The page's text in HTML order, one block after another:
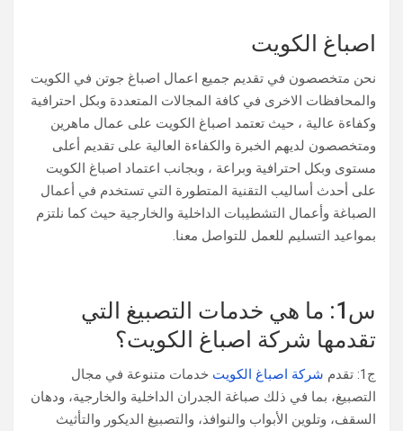
اصباغ الكويت
نحن متخصصون في تقديم جميع اعمال اصباغ جوتن في الكويت
والمحافظات الاخرى في كافة المجالات المتعددة وبكل احترافية
وكفاءة عالية ، حيث تعتمد اصباغ الكويت على عمال ماهرين
ومتخصصون لديهم الخبرة والكفاءة العالية على تقديم أعلى
مستوى وبكل احترافية وبراعة ، وبجانب اعتماد اصباغ الكويت
على أحدث أساليب التقنية ‏المتطورة التي تستخدم في أعمال
الصباغة وأعمال التشطيبات الداخلية والخارجية حيث كما نلتزم
بمواعيد التسليم للعمل للتواصل معنا.
س1: ما هي خدمات التصبيغ التي
تقدمها شركة اصباغ الكويت؟
ج1: تقدم شركة اصباغ الكويت خدمات متنوعة في مجال
التصبيغ، بما في ذلك صباغة الجدران الداخلية والخارجية، ودهان
السقف، وتلوين الأبواب والنوافذ، والتصبيغ الديكور والتأثيث